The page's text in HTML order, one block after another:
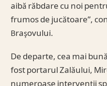
aibă răbdare cu noi
frumos de jucătoare”,
Braşovului.
De departe, cea mai
fost portarul Zalăului,